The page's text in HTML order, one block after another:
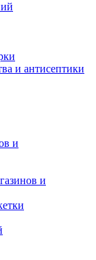
и антисептики
и
и